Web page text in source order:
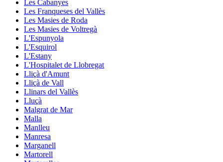
Les Cabanyes
Les Franqueses del Vallès
Les Masies de Roda
Les Masies de Voltregà
L'Espunyola
L'Esquirol
L'Estany
L'Hospitalet de Llobregat
Lliçà d'Amunt
Lliçà de Vall
Llinars del Vallès
Lluçà
Malgrat de Mar
Malla
Manlleu
Manresa
Marganell
Martorell